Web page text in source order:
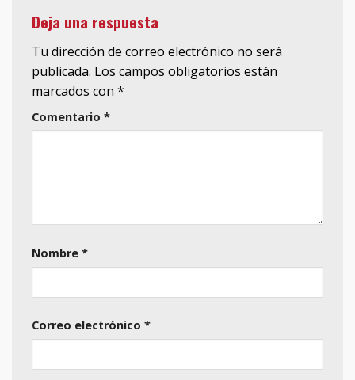
Deja una respuesta
Tu dirección de correo electrónico no será
publicada. Los campos obligatorios están
marcados con *
Comentario *
Nombre *
Correo electrónico *